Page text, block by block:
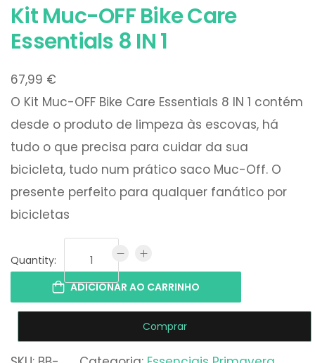
Kit Muc-OFF Bike Care
Essentials 8 IN 1
67,99 €
O Kit Muc-OFF Bike Care Essentials 8 IN 1 contém
desde o produto de limpeza às escovas, há
tudo o que precisa para cuidar da sua
bicicleta, tudo num prático saco Muc-Off. O
presente perfeito para qualquer fanático por
bicicletas
Quantity:
ADICIONAR AO CARRINHO
Comprar